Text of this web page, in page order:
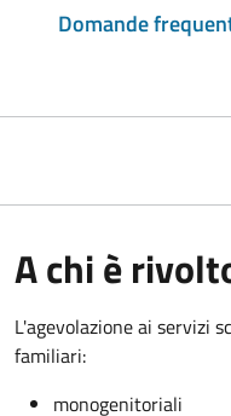
Domande
A chi è
L'agevolazione ai servizi
familiari:
monogenitoriali